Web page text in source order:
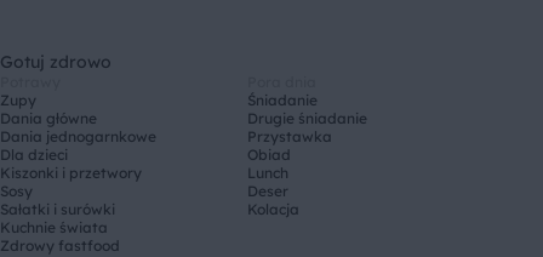
Gotuj zdrowo
Zupy
Dania główne
Dania jednogarnkowe
Dla dzieci
Kiszonki i przetwory
Sosy
Sałatki i surówki
Kuchnie świata
Zdrowy fastfood
Śniadanie
Drugie śniadanie
Przystawka
Obiad
Lunch
Deser
Kolacja